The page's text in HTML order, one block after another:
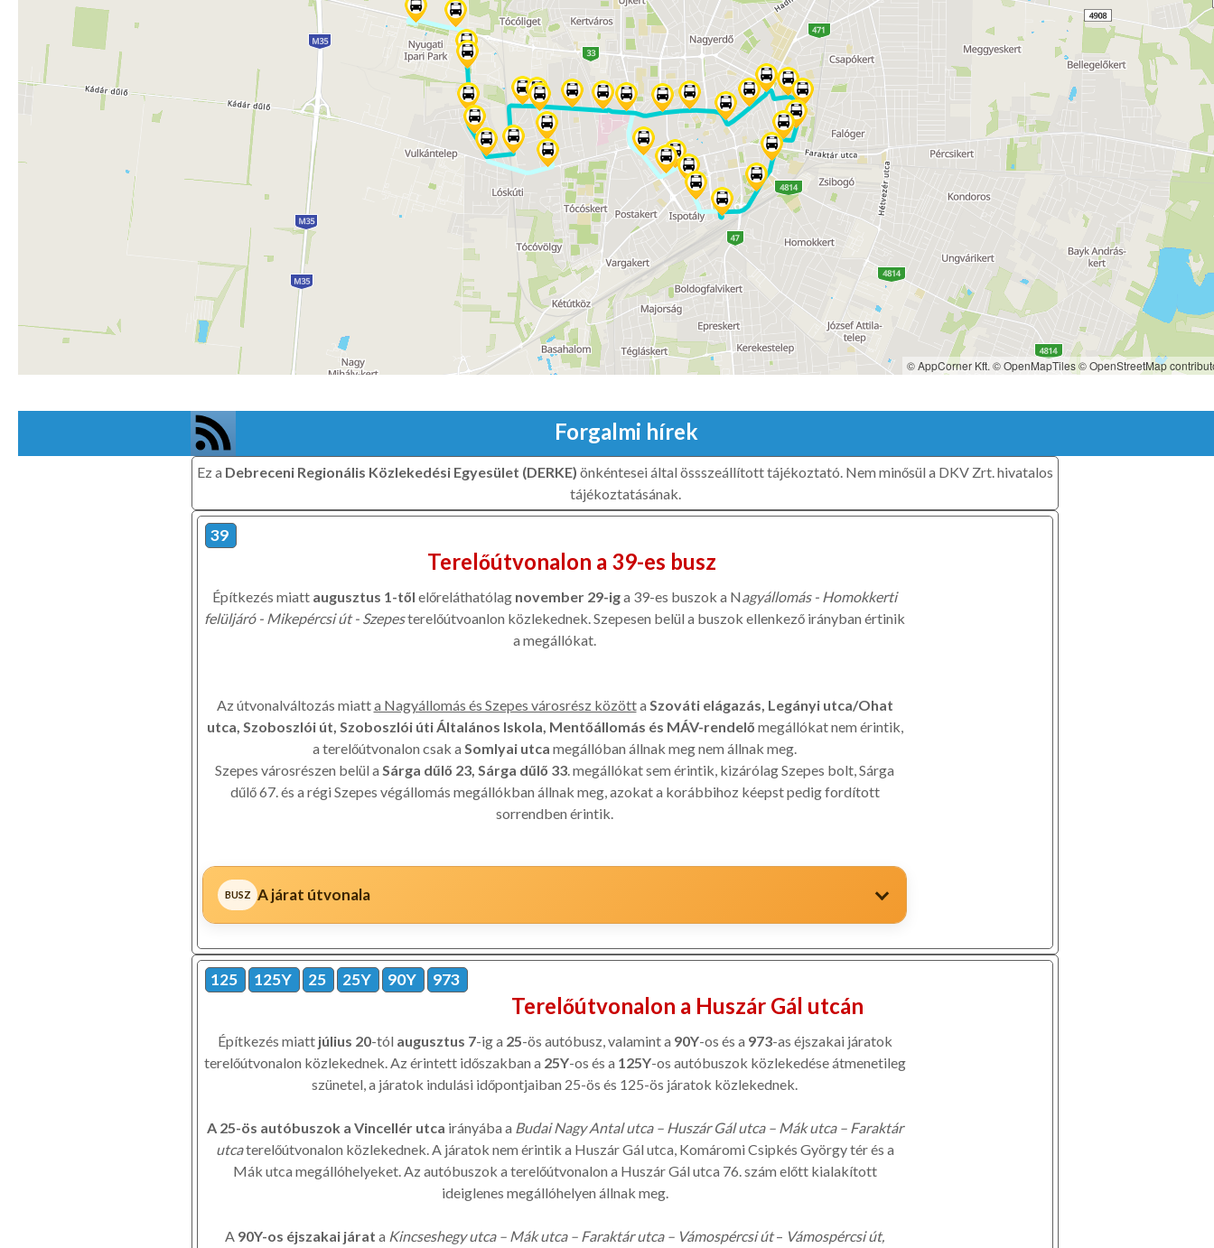
© AppCorner Kft. © OpenMapTiles© OpenStreetMap
Forgalmi hírek
Ez a Debreceni Regionális Közlekedési Egyesület (DERKE) önkéntesei által össszeállított tájékoztató. Nem minősül a DKV Zrt. hivatalos
tájékoztatásának.
39
Terelőútvonalon a 39-es busz
Építkezés miatt augusztus 1-től előreláthatólag november 29-iga 39-es buszok a Nagyállomás - Homokkerti
felüljáró - Mikepércsi út - Szepesterelőútvoanlon közlekednek. Szepesen belül a buszok ellenkező irányban értinik
a megállókat.
Az útvonalváltozás miatta Nagyállomás és Szepes városrész közötta Szováti elágazás, Legányi utca/Ohat
utca, Szoboszlói út, Szoboszlói úti Általános Iskola, Mentőállomás és MÁV-rendelő megállókat nem érintik,
a terelőútvonalon csak a Somlyai utca megállóban állnak meg nem állnak meg.
Szepes városrészen belül a Sárga dűlő 23, Sárga dűlő 33. megállókat sem érintik, kizárólag Szepes bolt, Sárga
dűlő 67. és a régi Szepes végállomás megállókban állnak meg, azokat a korábbihoz kéepst pedig fordított
sorrendben érintik.
A járat útvonala
125 125Y 25 25Y 90Y 973
Terelőútvonalon a Huszár Gál utcán
Építkezés miattjúlius 20-tól augusztus 7-ig a 25-ös autóbusz, valamint a 90Y-os és a 973-as éjszakai járatok
terelőútvonalon közlekednek. Az érintett időszakban a 25Y-os és a 125Y-os autóbuszok közlekedése átmenetileg
szünetel, a járatok indulási időpontjaiban 25-ös és 125-ös járatok közlekednek.
A 25-ös autóbuszok a Vincellér utca irányába a Budai Nagy Antal utca – Huszár Gál utca – Mák utca – Faraktár
utcaterelőútvonalon közlekednek. A járatok nem érintik a Huszár Gál utca, Komáromi Csipkés György tér és a
Mák utca megállóhelyeket. Az autóbuszok a terelőútvonalon a Huszár Gál utca 76. szám előtt kialakított
ideiglenes megállóhelyen állnak meg.
A 90Y-os éjszakai járat a Kincseshegy utca – Mák utca – Faraktár utca – Vámospércsi út– Vámospércsi út,